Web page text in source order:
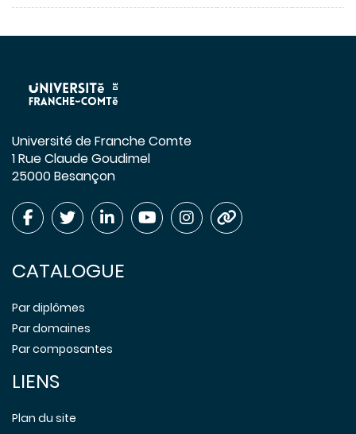
Université de Franche Comte
1 Rue Claude Goudimel
25000 Besançon
CATALOGUE
Par diplômes
Par domaines
Par composantes
LIENS
Plan du site